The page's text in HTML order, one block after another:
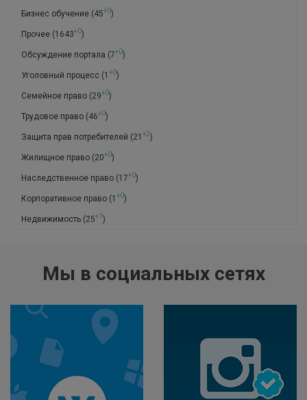
Бизнес обучение (45+0)
Прочее (1643+0)
Обсуждение портала (7+0)
Уголовный процесс (1 +0)
Семейное право (29+0)
Трудовое право (46+0)
Защита прав потребителей (21 +2)
Жилищное право (20+0)
Наследственное право (17+0)
Корпоративное право (1 +0)
Недвижимость (25+1 )
Мы в социальных сетях